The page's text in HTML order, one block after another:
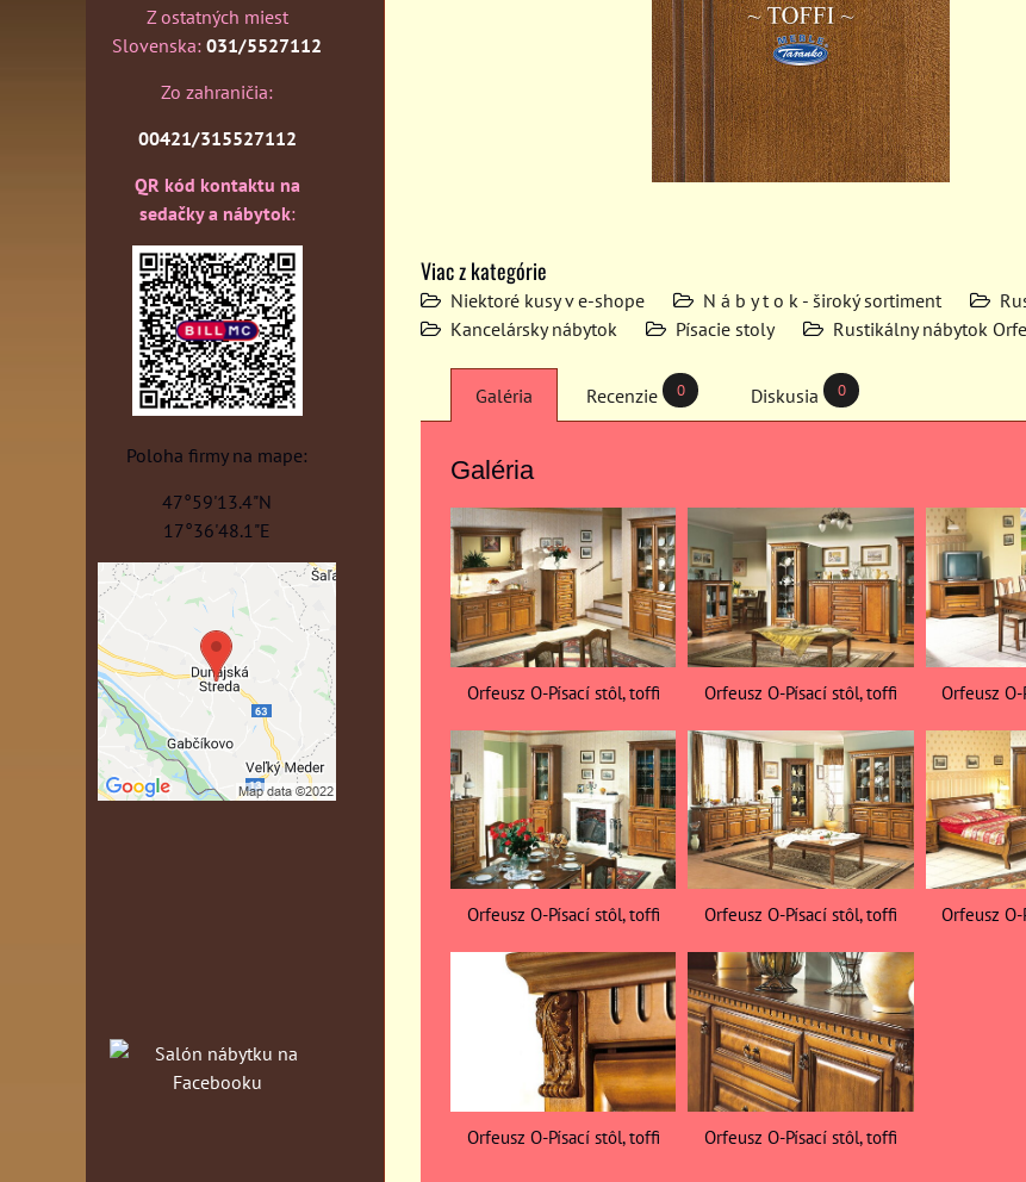
Viac z kategórie
Niektoré kusy v e-shope N á b y t o k - široký sortiment
Kancelársky nábytok
Písacie stoly Rustikálny nábytok
Galéria Recenzie 0 Diskusia 0
Galéria
Orfeusz O-Písací stôl, toffi Orfeusz O-Písací stôl, toffi Orfeusz
Orfeusz O-Písací stôl, toffi Orfeusz O-Písací stôl, toffi Orfeusz
Orfeusz O-Písací stôl, toffi Orfeusz O-Písací stôl, toffi
Z ostatných miest
Slovenska: 031/5527112
Zo zahraničia:
00421/315527112
QR kód kontaktu na
sedačky a nábytok:
Poloha firmy na mape:
47°59'13.4"N
17°36'48.1"E